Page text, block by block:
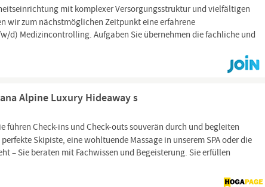
mit komplexer Versorgungsstruktur und vielfältigen
wir zum nächstmöglichen Zeitpunkt eine erfahrene
d) Medizincontrolling. Aufgaben Sie übernehmen die fachliche und
Alpine Luxury Hideaway s
führen Check-ins und Check-outs souverän durch und begleiten
Skipiste, eine wohltuende Massage in unserem SPA oder die
– Sie beraten mit Fachwissen und Begeisterung. Sie erfüllen